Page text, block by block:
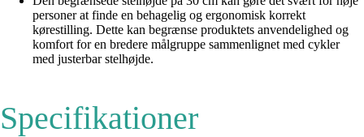
personer at finde en behagelig og ergonomisk korrekt
kørestilling. Dette kan begrænse produktets anvendelighed og
komfort for en bredere målgruppe sammenlignet med cykler
med justerbar stelhøjde.
Specifikationer